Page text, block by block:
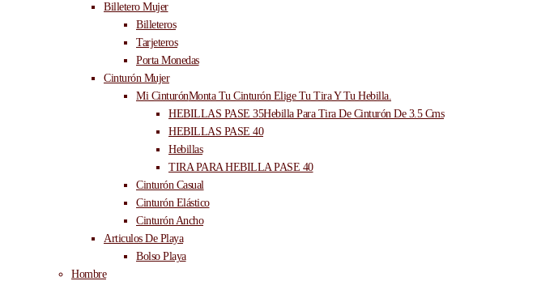
Billetero Mujer
Billeteros
Tarjeteros
Porta Monedas
Cinturón Mujer
Mi CinturónMonta Tu Cinturón Elige Tu Tira Y Tu Hebilla.
HEBILLAS PASE 35Hebilla Para Tira De Cinturón De 3.5 Cms
HEBILLAS PASE 40
Hebillas
TIRA PARA HEBILLA PASE 40
Cinturón Casual
Cinturón Elástico
Cinturón Ancho
Articulos De Playa
Bolso Playa
Hombre